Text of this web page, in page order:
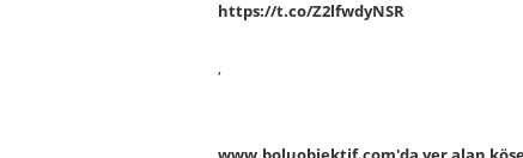
https://t.co/Z2lfwdyNSR
,